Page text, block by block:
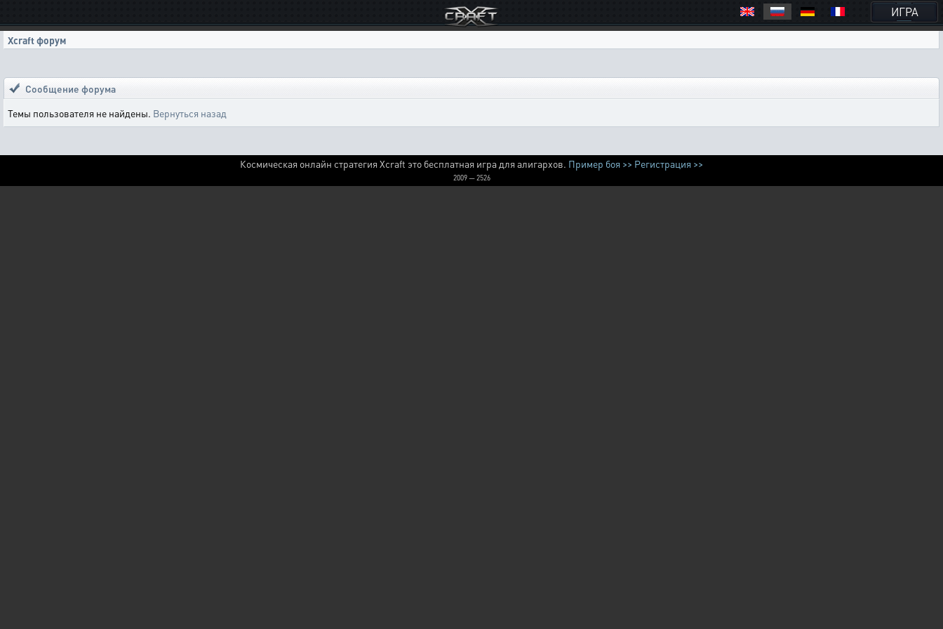
ИГРА
Xcraft форум
Сообщение форума
Темы пользователя не найдены. Вернуться назад
Космическая онлайн стратегия Xcraft это бесплатная игра для алигархов. Пример боя >> Регистрация >>
2009 — 2526